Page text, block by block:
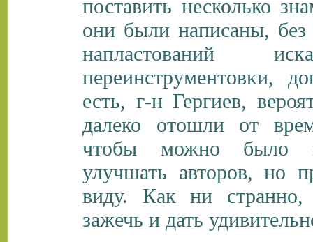
поставить несколько
они были написаны,
напластований
переинструментовки,
есть, г-н Гергиев,
далеко отошли от
чтобы можно было
улучшать авторов, но
виду. Как ни странно,
зажечь и дать